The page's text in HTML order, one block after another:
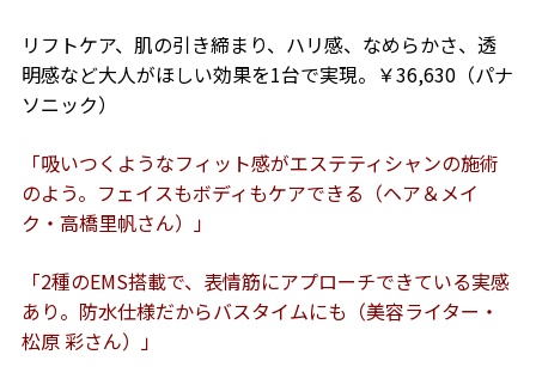
リフトケア、肌の引き締まり、ハリ感、なめらかさ、透
明感など大人がほしい効果を1台で実現。￥36,630（パナ
ソニック）
「吸いつくようなフィット感がエステティシャンの施術
のよう。フェイスもボディもケアできる（ヘア＆メイ
ク・高橋里帆さん）」
「2種のEMS搭載で、表情筋にアプローチできている実感
あり。防水仕様だからバスタイムにも（美容ライター・
松原 彩さん）」